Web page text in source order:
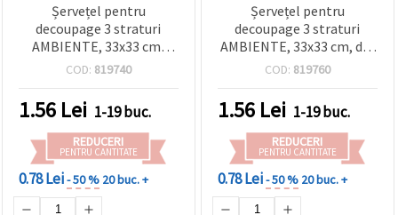
Șervețel pentru
decoupage 3 straturi
AMBIENTE, 33x33 cm,
Trio Natură de Crăciun - 1
COD: 819740
1.56 Lei 1-19 buc.
REDUCERI
PENTRU CANTITATE
0.78 Lei- 50 % 20 buc. +
Șervețel pentru
decoupage 3 straturi
AMBIENTE, 33x33 cm, din
hârtie reciclată,
Nature, 1 bucată
COD: 819760
1.56 Lei 1-19 buc.
REDUCERI
PENTRU CANTITATE
0.78 Lei- 50 % 20 buc. +